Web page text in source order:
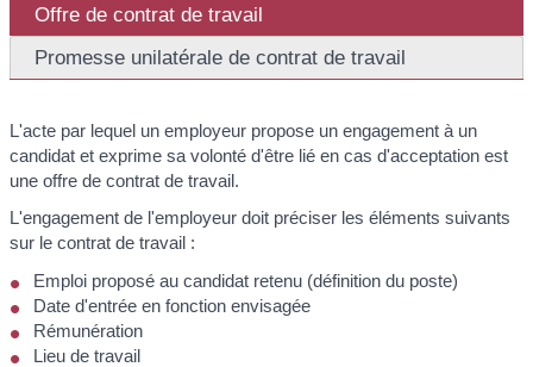
Offre de contrat de travail
Promesse unilatérale de contrat de travail
L'acte par lequel un employeur propose un engagement à un
candidat et exprime sa volonté d'être lié en cas d'acceptation est
une offre de contrat de travail.
L'engagement de l'employeur doit préciser les éléments suivants
sur le contrat de travail :
Emploi proposé au candidat retenu (définition du poste)
Date d'entrée en fonction envisagée
Rémunération
Lieu de travail